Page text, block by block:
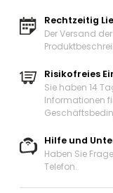
Rechtzeitig
Der Versand
Risikofreies
Sie haben 14
Informationen
Hilfe und
Haben Sie
Telefon.